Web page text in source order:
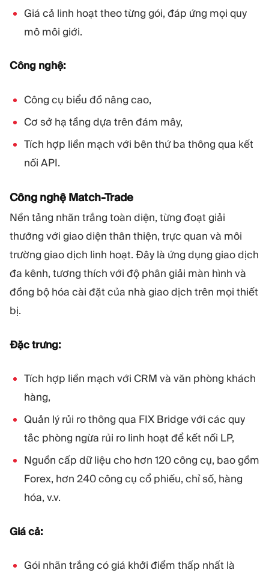
Giá cả linh hoạt theo từng gói, đáp ứng mọi quy
mô môi giới.
Công nghệ:
Công cụ biểu đồ nâng cao,
Cơ sở hạ tầng dựa trên đám mây,
Tích hợp liền mạch với bên thứ ba thông qua kết
nối API.
Công nghệ Match-Trade
Nền tảng nhãn trắng toàn diện, từng đoạt giải
thưởng với giao diện thân thiện, trực quan và môi
trường giao dịch linh hoạt. Đây là ứng dụng giao dịch
đa kênh, tương thích với độ phân giải màn hình và
đồng bộ hóa cài đặt của nhà giao dịch trên mọi thiết
bị.
Đặc trưng:
Tích hợp liền mạch với CRM và văn phòng khách
hàng,
Quản lý rủi ro thông qua FIX Bridge với các quy
tắc phòng ngừa rủi ro linh hoạt để kết nối LP,
Nguồn cấp dữ liệu cho hơn 120 công cụ, bao gồm
Forex, hơn 240 công cụ cổ phiếu, chỉ số, hàng
hóa, v.v.
Giá cả:
Gói nhãn trắng có giá khởi điểm thấp nhất là